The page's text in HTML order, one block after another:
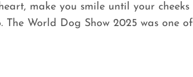
make you smile until your cheeks
World Dog Show 2025 was one of